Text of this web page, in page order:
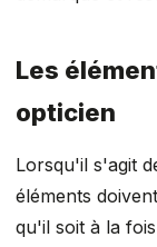
Les
opticien
Lorsqu'il s'agit
éléments
qu'il soit à la